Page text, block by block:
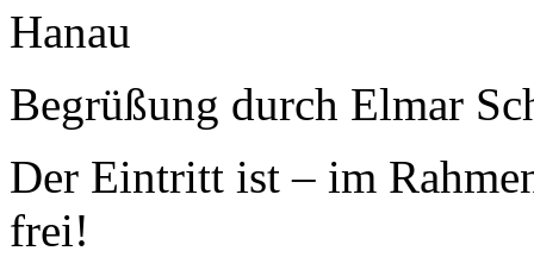
Hanau
Begrüßung durch Elmar
Der Eintritt ist – im
frei!